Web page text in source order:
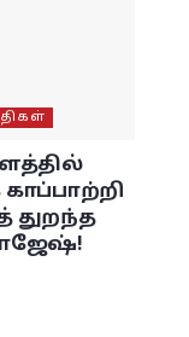
துறந்த